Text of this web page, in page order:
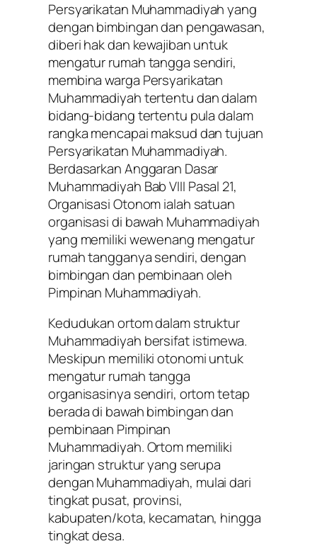
Persyarikatan Muhammadiyah yang
dengan bimbingan dan pengawasan,
diberi hak dan kewajiban untuk
mengatur rumah tangga sendiri,
membina warga Persyarikatan
Muhammadiyah tertentu dan dalam
bidang-bidang tertentu pula dalam
rangka mencapai maksud dan tujuan
Persyarikatan Muhammadiyah.
Berdasarkan Anggaran Dasar
Muhammadiyah Bab VIII Pasal 21,
Organisasi Otonom ialah satuan
organisasi di bawah Muhammadiyah
yang memiliki wewenang mengatur
rumah tangganya sendiri, dengan
bimbingan dan pembinaan oleh
Pimpinan Muhammadiyah.
Kedudukan ortom dalam struktur
Muhammadiyah bersifat istimewa.
Meskipun memiliki otonomi untuk
mengatur rumah tangga
organisasinya sendiri, ortom tetap
berada di bawah bimbingan dan
pembinaan Pimpinan
Muhammadiyah. Ortom memiliki
jaringan struktur yang serupa
dengan Muhammadiyah, mulai dari
tingkat pusat, provinsi,
kabupaten/kota, kecamatan, hingga
tingkat desa.